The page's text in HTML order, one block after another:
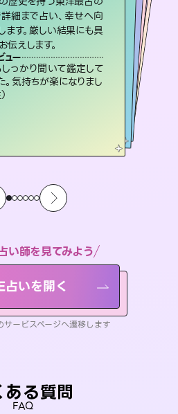
詳細まで占い、幸せへ向
ます。厳しい結果にも具
えします。
ュー
っかり聞いて鑑定して
。気持ちが楽になりまし
ポートします。
レビュー
る鑑定でした。しかもこち
ていないのに視えていらっ
なと驚きです（30代女性）
背中をそっと押して導きます。
ザーレビュー
あり、言い切ってくれる所や濁
定のおかげで、毎回自分の気
えられます（30代 男性）
カードを使って「今」と「未来」そして「気になるあの人の気持ち」まで丁寧に読み解き、恋や人生のヒントを優しく引き出します。
ユーザーレビュー
な気持ちが嘘みたいに晴れまし
よく視えていらっしゃるんだなと
ました（40代 女性）
選択できるようアドバイスします。
ユーザーレビュー
職場の人の性質や人間関係、本心など
本当によく視えていてびっくり。対策が
打てて前向きになれます（40代）
恋愛のお悩みの中でも特に「曖昧な関
係」の相談を得意としており、友達以上
恋人未満なお相手との今後や本音を丁
寧に読み解き恋愛成就へと導きます。
ユーザーレビュー
鑑定していただいてアドバイス通りに行
動すると仲が復活してきました。ありが
とうございました（40代 女性）
い師を見てみよう
いを開く
ービスページへ遷移します
ある質問
FAQ